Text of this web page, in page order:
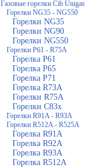
Газовые горелки Cib Unigas
Горелки NG35 - NG550
Горелки NG35
Горелки NG90
Горелки NG550
Горелки P61 - R75A
Горелка P61
Горелка P65
Горелка P71
Горелка R73A
Горелки R75A
Горелки C83x
Горелки R91A - R93A
Горелки R512A - R525A
Горелка R91A
Горелка R92A
Горелка R93A
Горелка R512A